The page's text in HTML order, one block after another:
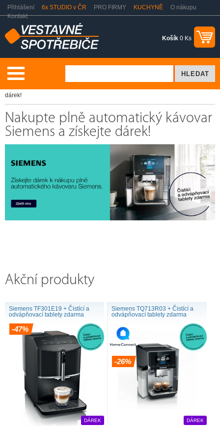
Přihlášení 6x STUDIO v ČR PRO FIRMY KUCHYNĚ
O nákupu
Kontakt
Košík 0 Ks
dárek!
Nakupte plně automatický kávovar
Siemens a získejte dárek!
Akční produkty
Siemens TF301E19 + Čistící a
odvápňovací tablety zdarma
-47%
DÁREK
Siemens TQ713R03 + Čistící a
odvápňovací tablety zdarma
-26%
DÁREK